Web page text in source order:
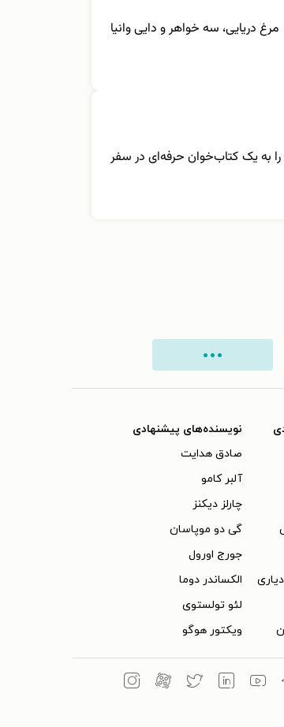
دریایی، سه خواهر و دایی وانیا
او را به یک کتاب‌خوان حرفه‌ای در سفر
نویسنده‌های پیشنهادی
صادق هدایت
آلبر کامو
چارلز دیکنز
گی دو موپاسان
جورج اورول
الکساندر دوما
لئو تولستوی
ویکتور هوگو